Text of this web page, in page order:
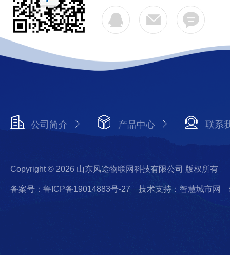
公司简介 产品中心 联系
Copyright © 2026 山东风途物联网科技有限公司 版权所有
备案号：鲁ICP备19014883号-27 技术支持：智慧城市网